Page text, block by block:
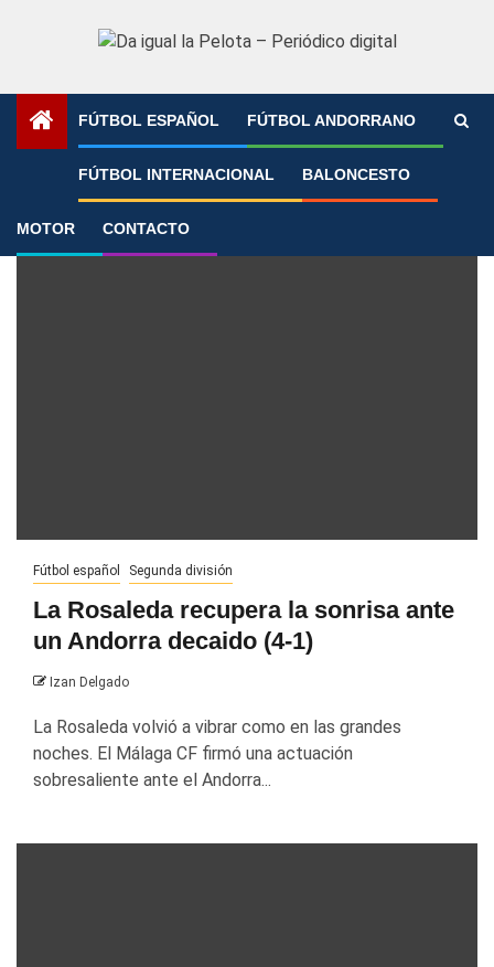
FÚTBOL ESPAÑOL FÚTBOL ANDORRANO
FÚTBOL INTERNACIONAL BALONCESTO
MOTOR CONTACTO
»
Segunda división
Fútbol español Segunda división
La Rosaleda recupera la sonrisa ante
un Andorra decaido (4-1)
Izan Delgado
La Rosaleda volvió a vibrar como en las grandes
noches. El Málaga CF firmó una actuación
sobresaliente ante el Andorra...